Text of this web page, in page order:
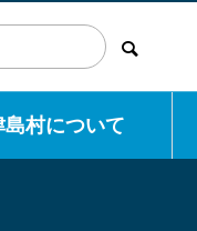
島村について